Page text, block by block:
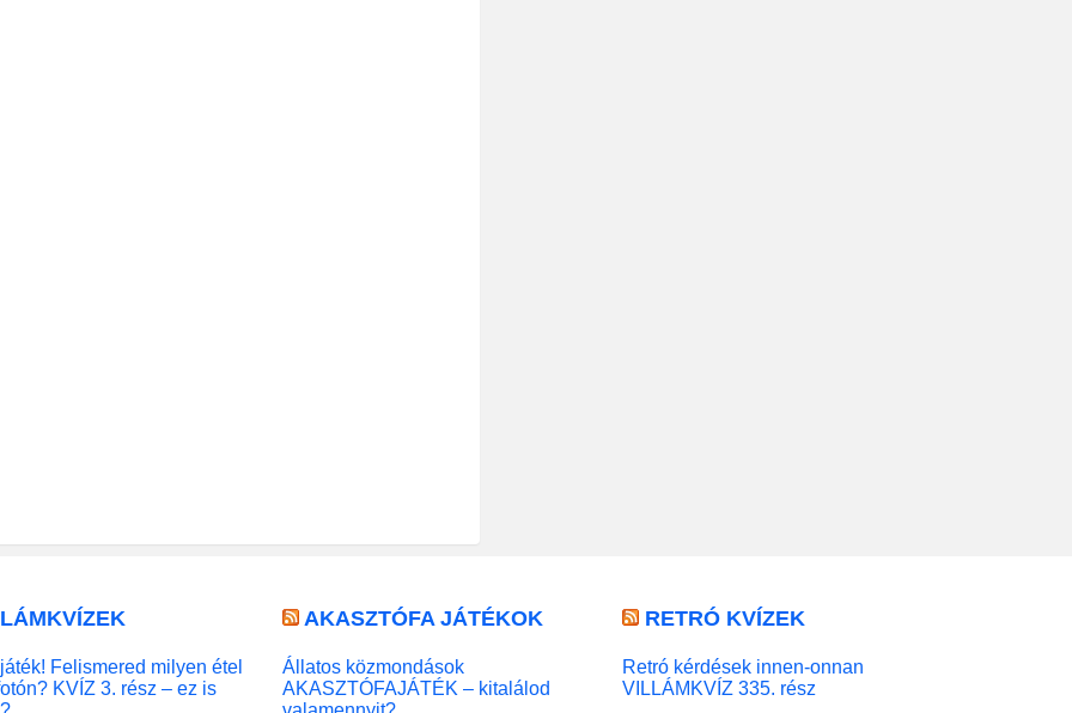
Felismered milyen étel
KVÍZ 3. rész – ez is
AKASZTÓFA JÁTÉKOK
Állatos közmondások
AKASZTÓFAJÁTÉK – kitalálod
RETRÓ KVÍZEK
Retró kérdések innen-onnan
VILLÁMKVÍZ 335. rész